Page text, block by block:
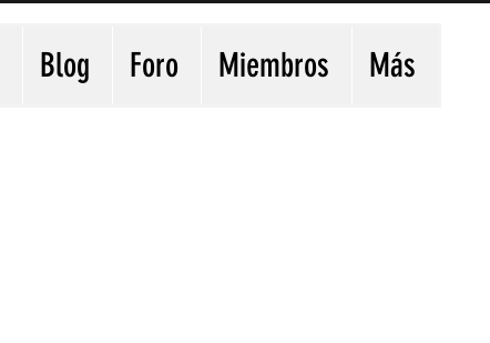
Blog Foro Miembros Más